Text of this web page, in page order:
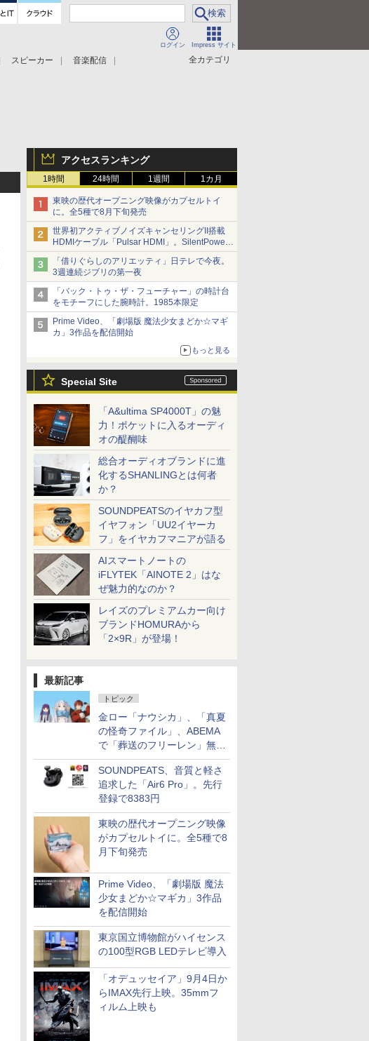
ログイン Impress サイト
全カテゴリ
スピーカー
音楽配信
アクセスランキング
1時間 24時間 1週間 1カ月
東映の歴代オープニング映像がカプセルトイ
に。全5種で8月下旬発売
世界初アクティブノイズキャンセリングII搭載
HDMIケーブル「Pulsar HDMI」。SilentPower
から
「借りぐらしのアリエッティ」日テレで今夜。
3週連続ジブリの第一夜
「バック・トゥ・ザ・フューチャー」の時計台
をモチーフにした腕時計。1985本限定
Prime Video、「劇場版 魔法少女まどか☆マギ
カ」3作品を配信開始
もっと見る
Special Site
「A&ultima SP4000T」の魅
力！ポケットに入るオーディ
オの醍醐味
総合オーディオブランドに進
化するSHANLINGとは何者
か？
SOUNDPEATSのイヤカフ型
イヤフォン「UU2イヤーカ
フ」をイヤカフマニアが語る
AIスマートノートの
iFLYTEK「AINOTE 2」はな
ぜ魅力的なのか？
レイズのプレミアムカー向け
ブランドHOMURAから
「2×9R」が登場！
最新記事
トピック
金ロー「ナウシカ」、「真夏
の怪奇ファイル」、ABEMA
で「葬送のフリーレン」無料
配信など。夏の特番・配信情
報
SOUNDPEATS、音質と軽さ
追求した「Air6 Pro」。先行
登録で8383円
東映の歴代オープニング映像
がカプセルトイに。全5種で8
月下旬発売
Prime Video、「劇場版 魔法
少女まどか☆マギカ」3作品
を配信開始
東京国立博物館がハイセンス
の100型RGB LEDテレビ導入
「オデュッセイア」9月4日か
らIMAX先行上映。35mmフ
ィルム上映も